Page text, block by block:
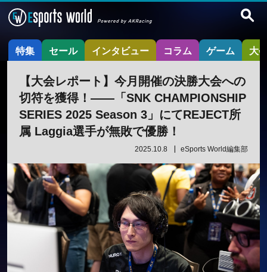
特集 セール インタビュー コラム ゲーム 大
【大会レポート】今月開催の決勝大会への
切符を獲得！——「SNK CHAMPIONSHIP
SERIES 2025 Season 3」にてREJECT所
属 Laggia選手が無敗で優勝！
2025.10.8 eSports World編集部